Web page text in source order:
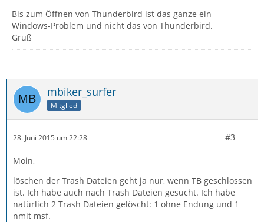
Bis zum Öffnen von Thunderbird ist das ganze ein
Windows-Problem und nicht das von Thunderbird.
Gruß
mbiker_surfer
Mitglied
28. Juni 2015 um 22:28 #3
Moin,
löschen der Trash Dateien geht ja nur, wenn TB geschlossen
ist. Ich habe auch nach Trash Dateien gesucht. Ich habe
natürlich 2 Trash Dateien gelöscht: 1 ohne Endung und 1
nmit msf.